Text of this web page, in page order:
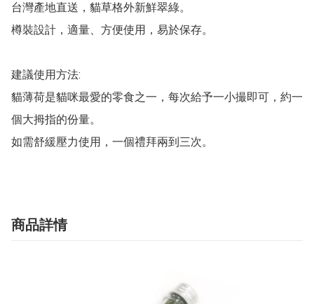
台灣產地直送，貓草格外新鮮翠綠。
樽裝設計，適量、方便使用，易於保存。
建議使用方法:
貓薄荷是貓咪最愛的零食之一，每次給予一小撮即可，約一
個大拇指的份量。
如需舒緩壓力使用，一個禮拜兩到三次。
商品詳情